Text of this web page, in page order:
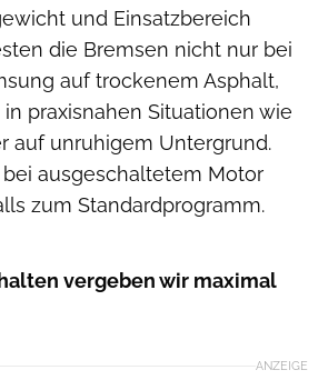
und Einsatzbereich
die Bremsen nicht nur bei
auf trockenem Asphalt,
praxisnahen Situationen wie
auf unruhigem Untergrund.
bei ausgeschaltetem Motor
zum Standardprogramm.
vergeben wir maximal
ANZEIGE